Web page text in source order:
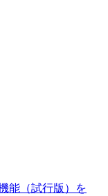
能（試行版）を